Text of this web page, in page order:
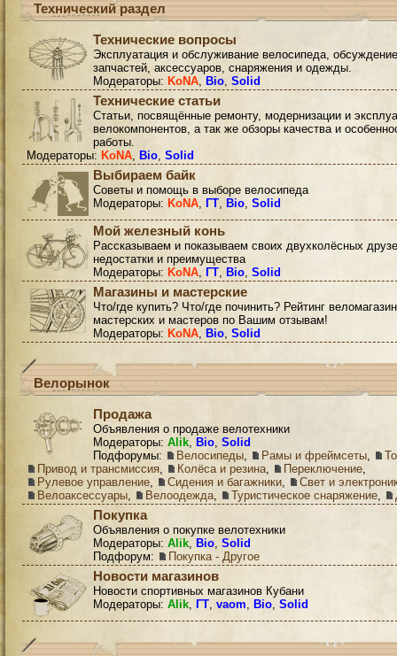
Технический раздел
Технические вопросы
Эксплуатация и обслуживание велосипеда, обсуждение
запчастей, аксессуаров, снаряжения и одежды.
Модераторы: KoNA, Bio, Solid
Технические статьи
Статьи, посвящённые ремонту, модернизации и
велокомпонентов, а так же обзоры качества и
работы.
Модераторы: KoNA, Bio, Solid
Выбираем байк
Советы и помощь в выборе велосипеда
Модераторы: KoNA, ГТ, Bio, Solid
Мой железный конь
Рассказываем и показываем своих двухколёсных
недостатки и преимущества
Модераторы: KoNA, ГТ, Bio, Solid
Магазины и мастерские
Что/где купить? Что/где починить? Рейтинг
мастерских и мастеров по Вашим отзывам!
Модераторы: KoNA, Bio, Solid
Велорынок
Продажа
Объявления о продаже велотехники
Модераторы: Alik, Bio, Solid
Подфорумы:
Велосипеды, Рамы и фреймсеты,
Привод и трансмиссия, Колёса и резина, Переключение,
Рулевое управление, Сидения и багажники,
Свет и
Велоаксессуары, Велоодежда, Туристическое снаряжение,
Покупка
Объявления о покупке велотехники
Модераторы: Alik, Bio, Solid
Подфорум:
Покупка - Другое
Новости магазинов
Новости спортивных магазинов Кубани
Модераторы: Alik, ГТ, vaom, Bio, Solid